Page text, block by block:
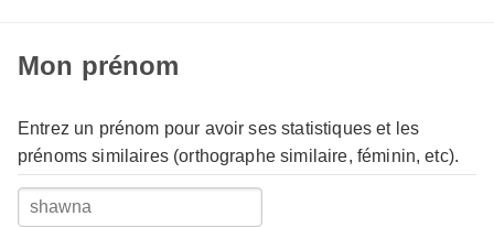
Mon prénom
Entrez un prénom pour avoir ses statistiques et les
prénoms similaires (orthographe similaire, féminin, etc).